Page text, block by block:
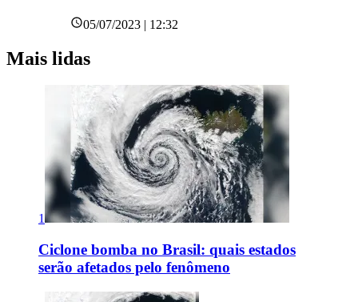
05/07/2023 | 12:32
Mais lidas
1
Ciclone bomba no Brasil: quais estados
serão afetados pelo fenômeno